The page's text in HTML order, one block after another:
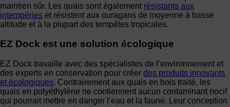
maintien sûr. Les quais sont également résistants aux
intempéries et résistent aux ouragans de moyenne à basse
altitude et à la plupart des tempêtes tropicales.
EZ Dock est une solution écologique
EZ Dock travaille avec des spécialistes de l’environnement et
des experts en conservation pour créer des produits innovants
et écologiques. Contrairement aux quais en bois traité, les
quais en polyéthylène ne contiennent aucun contaminant nocif
qui pourrait mettre en danger l’eau et la faune. Leur conception